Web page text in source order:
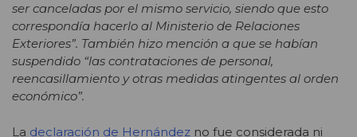
ser canceladas por el mismo servicio, siendo que esto
correspondía hacerlo al Ministerio de Relaciones
Exteriores”. También hizo mención a que se habían
suspendido “las contrataciones de personal,
reencasillamiento y otras medidas atingentes al orden
económico”.
La declaración de Hernández no fue considerada ni